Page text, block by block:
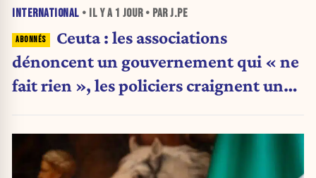
INTERNATIONAL • IL Y A 1 JOUR• PAR J.PE
Ceuta : les associations
dénoncent un gouvernement qui « ne
fait rien », les policiers craignent une